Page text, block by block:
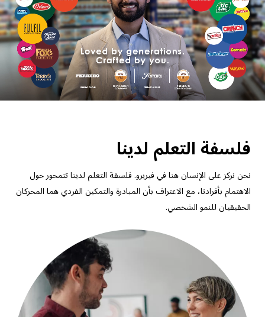
فلسفة التعلم لدينا
نحن نركز على الإنسان هنا في فيريرو. فلسفة التعلم لدينا تتمحور حول
الاهتمام بأفرادنا، مع الاعتراف بأن المبادرة والتمكين الفردي هما المحركان
الحقيقيان للنمو الشخصي.